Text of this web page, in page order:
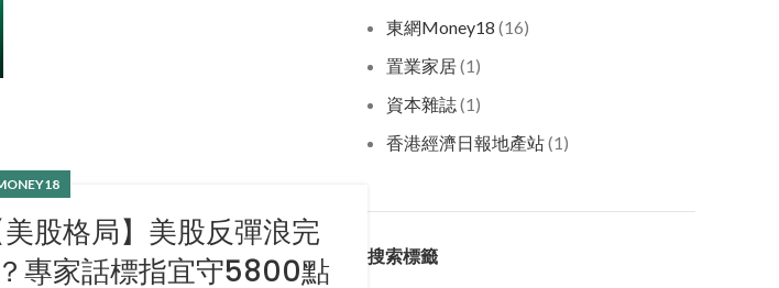
美股格局】美股反彈浪完
專家話標指宜守5800點
東網Money18 (16)
置業家居(1)
資本雜誌(1)
香港經濟日報地產站(1)
搜索標籤